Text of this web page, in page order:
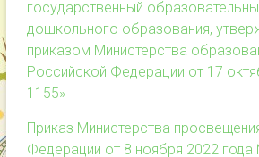
государственный
дошкольного образования,
приказом Министерства
Российской Федерации от 17
1155»
Приказ Министерства
Федерации от 8 ноября 2022